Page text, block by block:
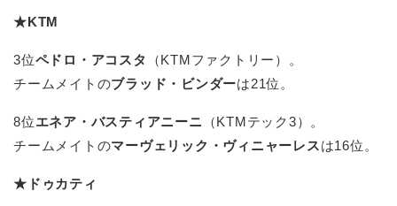
★KTM
3位ペドロ・アコスタ
（KTMファクトリー）。
チームメイトのブラッド・ビンダーは21位。
8位エネア・バスティアニーニ （KTMテック3）。
チームメイトのマーヴェリック・ヴィニャーレスは16位。
★ドゥカティ